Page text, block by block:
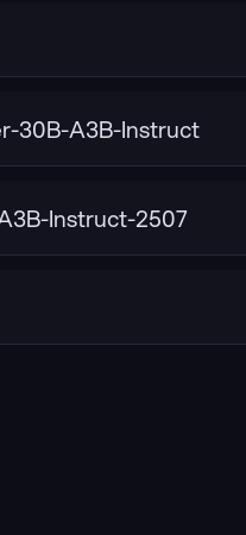
30B-A3B-Instruct
Instruct-2507